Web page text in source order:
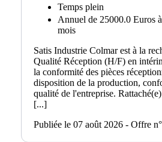
Temps plein
Annuel de 25000.0 Euros
mois
Satis Industrie Colmar est à la
Qualité Réception (H/F) en
la conformité des pièces
disposition de la production,
qualité de l'entreprise.
[...]
Publiée le 07 août 2026 - Offre